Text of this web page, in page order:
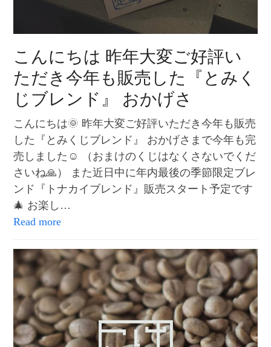
こんにちは 昨年大変ご好評い
ただき今年も販売した『とみく
じブレンド』 おかげさ
こんにちは🌞 昨年大変ご好評いただき今年も販売
した『とみくじブレンド』 おかげさまで今年も完
売しました☺️ （おまけのくじはなくさないでくだ
さいね🙏） また近日中に年内最後の季節限定ブレ
ンド『トナカイブレンド』販売スタート予定です
🎄 お楽し…
Read more